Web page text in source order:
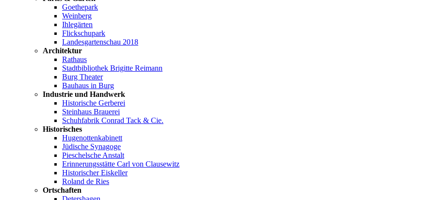
Goethepark
Weinberg
Ihlegärten
Flickschupark
Landesgartenschau 2018
Architektur
Rathaus
Stadtbibliothek Brigitte Reimann
Burg Theater
Bauhaus in Burg
Industrie und Handwerk
Historische Gerberei
Steinhaus Brauerei
Schuhfabrik Conrad Tack & Cie.
Historisches
Hugenottenkabinett
Jüdische Synagoge
Pieschelsche Anstalt
Erinnerungsstätte Carl von Clausewitz
Historischer Eiskeller
Roland de Ries
Ortschaften